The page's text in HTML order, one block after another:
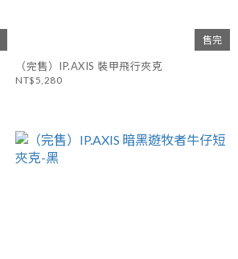
售完
（完售）IP.AXIS 裝甲飛行夾克
NT$5,280